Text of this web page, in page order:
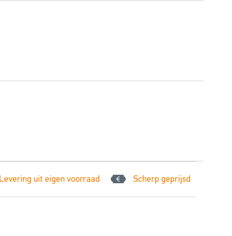
Levering uit eigen voorraad Scherp geprijsd